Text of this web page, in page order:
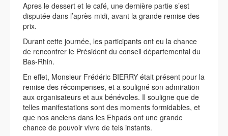
Apres le dessert et le café, une dernière partie s’est
disputée dans l’après-midi, avant la grande remise des
prix.
Durant cette journée, les participants ont eu la chance
de rencontrer le Président du conseil départemental du
Bas-Rhin.
En effet, Monsieur Frédéric BIERRY était présent pour la
remise des récompenses, et a souligné son admiration
aux organisateurs et aux bénévoles. Il souligne que de
telles manifestations sont des moments formidables, et
que nos anciens dans les Ehpads ont une grande
chance de pouvoir vivre de tels instants.